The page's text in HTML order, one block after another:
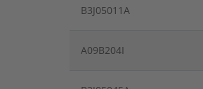
B3J05011A
A09B204I